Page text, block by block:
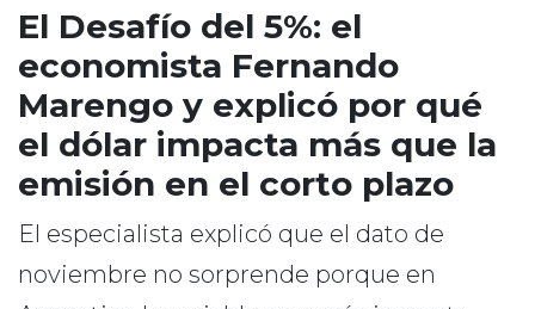
El Desafío del 5%: el
economista Fernando
Marengo y explicó por qué
el dólar impacta más que la
emisión en el corto plazo
El especialista explicó que el dato de
noviembre no sorprende porque en